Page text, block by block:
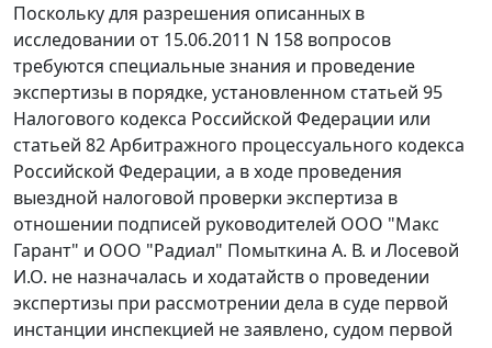
Поскольку для разрешения описанных в
исследовании от 15.06.2011 N 158 вопросов
требуются специальные знания и проведение
экспертизы в порядке, установленном статьей 95
Налогового кодекса Российской Федерации или
статьей 82Арбитражного процессуального кодекса
Российской Федерации, а в ходе проведения
выездной налоговой проверки экспертиза в
отношении подписей руководителей ООО "Макс
Гарант" и ООО "Радиал" Помыткина А. В. и Лосевой
И.О. не назначалась и ходатайств о проведении
экспертизы при рассмотрении дела в суде первой
инстанции инспекцией не заявлено, судом первой